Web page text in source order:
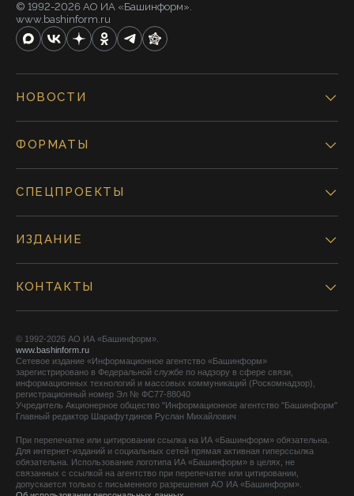
© 1992-2026 АО ИА «Башинформ».
www.bashinform.ru
НОВОСТИ
ФОРМАТЫ
СПЕЦПРОЕКТЫ
ИЗДАНИЕ
КОНТАКТЫ
© 1992-2026 АО ИА «Башинформ».
www.bashinform.ru
Сетевое издание «Информационное агентство «Башинформ»
зарегистрировано в Федеральной службе по надзору в сфере связи,
информационных технологий и массовых коммуникаций (Роскомнадзор),
регистрационный номер Эл № ФС77-88040
Учредитель Акционерное общество "Информационное агентство "Башинформ"
Главный редактор Шарафутдинов Руслан Михайлович
При перепечатке или цитировании ссылка на ИА «Башинформ» обязательна.
Для интернет-изданий и социальных сетей прямая активная гиперссылка
обязательна. Использование логотипа ИА «Башинформ» в целях, не
связанных с ссылкой на агентство при перепечатке или цитировании,
допускается только с письменного разрешения АО ИА «Башинформ».